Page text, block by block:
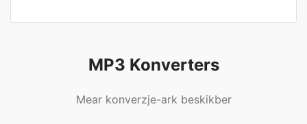
MP3 Konverters
Mear konverzje-ark beskikber